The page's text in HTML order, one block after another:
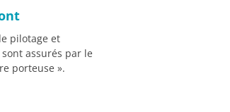
pilotage et
sont assurés par le
porteuse ».